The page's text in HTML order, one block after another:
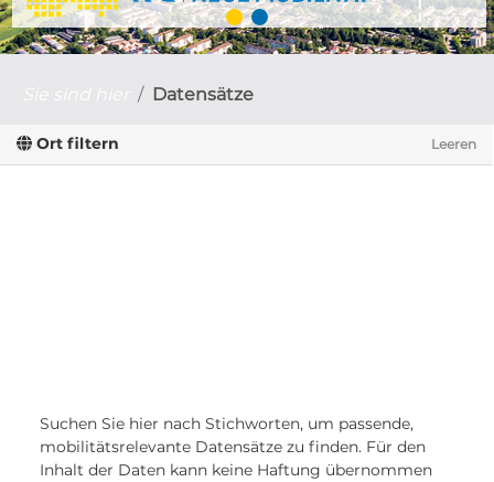
Datensätze
Ort filtern Leeren
Suchen Sie hier nach Stichworten, um passende,
mobilitätsrelevante Datensätze zu finden. Für den
Inhalt der Daten kann keine Haftung übernommen